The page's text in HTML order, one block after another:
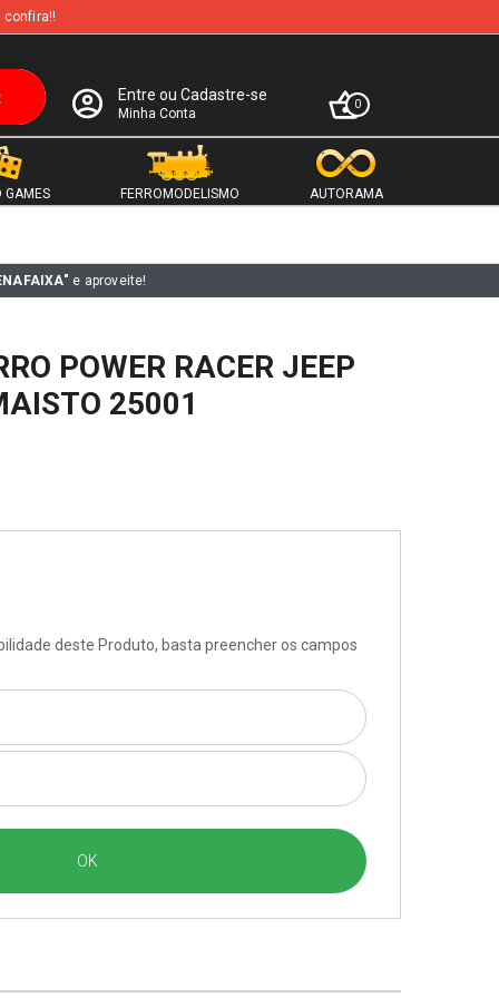
confira!!
Entre ou Cadastre-se
Minha Conta
0
GAMES FERROMODELISMO AUTORAMA
e aproveite!
POWER RACER JEEP
25001
deste Produto, basta preencher os campos